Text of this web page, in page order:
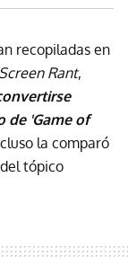
recopiladas en
Screen Rant,
de 'Game of
la comparó
tópico